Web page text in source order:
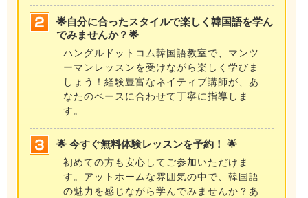
🌟自分に合ったスタイルで楽しく韓国語を学ん
でみませんか？🌟
ハングルドットコム韓国語教室で、マンツ
ーマンレッスンを受けながら楽しく学びま
しょう！経験豊富なネイティブ講師が、あ
なたのペースに合わせて丁寧に指導しま
す。
🌟 今すぐ無料体験レッスンを予約！ 🌟
初めての方も安心してご参加いただけま
す。アットホームな雰囲気の中で、韓国語
の魅力を感じながら学んでみませんか？あ